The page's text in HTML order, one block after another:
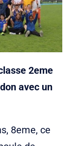
2eme
avec un
8eme, ce